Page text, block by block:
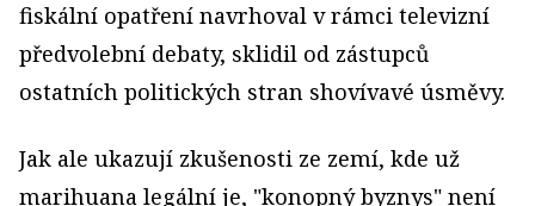
fiskální opatření navrhoval v rámci televizní
předvolební debaty, sklidil od zástupců
ostatních politických stran shovívavé úsměvy.
Jak ale ukazují zkušenosti ze zemí, kde už
marihuana legální je, "konopný byznys" není